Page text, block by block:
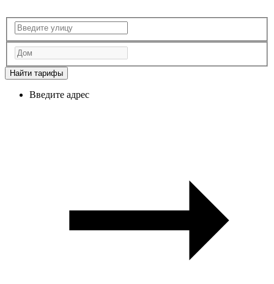
Найти тарифы
Введите адрес